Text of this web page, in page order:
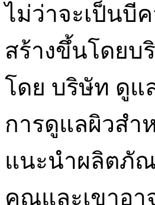
ไม่ว่าจะเป็น
สร้างขึ้นโดยบ
โดย บริษัท ดูแ
การดูแลผิวส
แนะนำผลิตภั
คุณและเขาอ